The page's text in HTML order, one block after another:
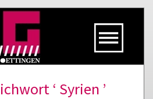
‘ Syrien ’